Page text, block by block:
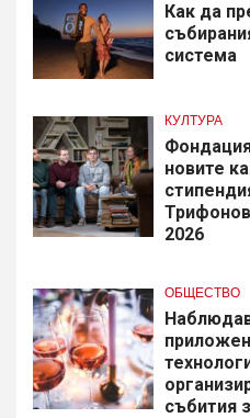
Как да
система
КУЛТУРА
новите
2026
ОБЩЕСТВО
събития